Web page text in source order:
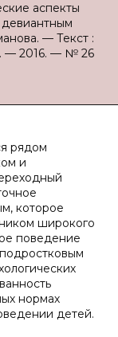
аспекты
— Текст :
— 2016. — № 26
рядом
и
которое
широкого
поведение
нормах
детей.